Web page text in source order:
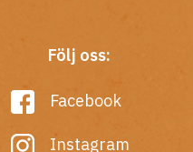
Följ oss:
Facebook
Instagram